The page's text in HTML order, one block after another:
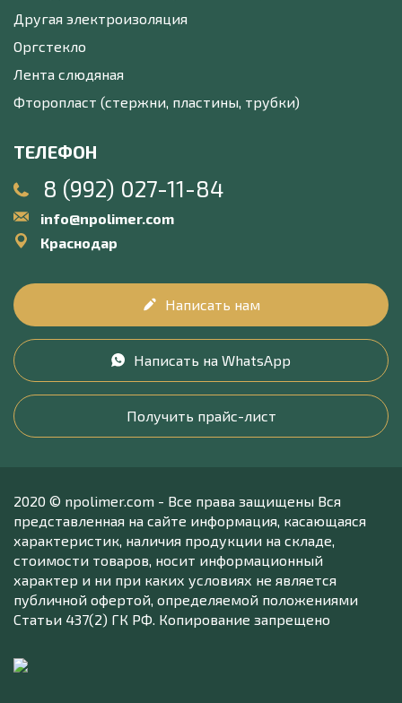
Другая электроизоляция
Оргстекло
Лента слюдяная
Фторопласт (стержни, пластины, трубки)
ТЕЛЕФОН
8 (992) 027-11-84
info@npolimer.com
Краснодар
Написать нам
Написать на WhatsApp
Получить прайс-лист
2020 © npolimer.com - Все права защищены Вся
представленная на сайте информация, касающаяся
характеристик, наличия продукции на складе,
стоимости товаров, носит информационный
характер и ни при каких условиях не является
публичной офертой, определяемой положениями
Статьи 437(2) ГК РФ. Копирование запрещено